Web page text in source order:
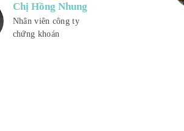
Chị Hồng Nhung
Nhân viên công ty
chứng khoán